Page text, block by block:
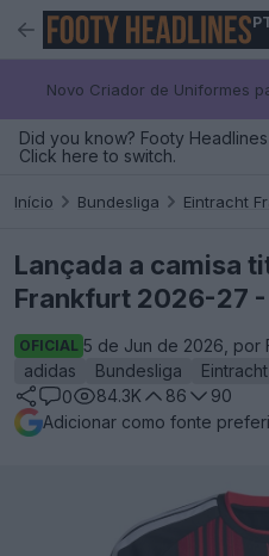
Novo Criador de Uniformes
Did you know? Footy
Click here to switch.
Início Bundesliga Eintracht
Lançada a camisa
Frankfurt 2026-27
OFICIAL 5 de Jun de 2026, por
adidas
Bundesliga
0
84.3K 86
90
Adicionar como fonte